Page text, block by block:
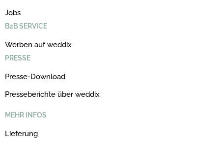
Jobs
B2B SERVICE
Werben auf weddix
PRESSE
Presse-Download
Presseberichte über weddix
MEHR INFOS
Lieferung